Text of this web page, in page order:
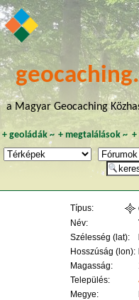
a Magyar Geocaching
+ geoládák~ +megtalálások ~ +
Típus:
Név:
Szélesség (lat):
Hosszúság (lon):
Magasság:
Település:
Megye: